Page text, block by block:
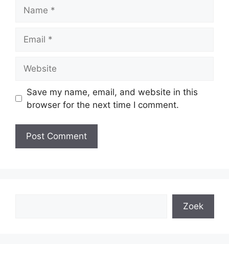
Save my name, email, and website in this
browser for the next time I comment.
Zoek